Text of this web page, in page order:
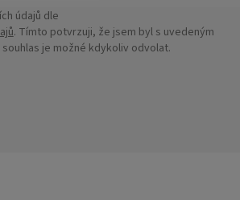
údajů dle
. Tímto potvrzuji, že jsem byl s uvedeným
je možné kdykoliv odvolat.